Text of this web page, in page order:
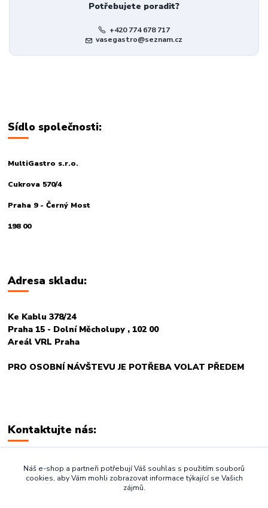
Potřebujete poradit?
+420 774 678 717
vasegastro@seznam.cz
Sídlo společnosti:
MultiGastro s.r.o.
Cukrova 570/4
Praha 9 - Černý Most
198 00
Adresa skladu:
Ke Kablu 378/24
Praha 15 - Dolní Měcholupy , 102 00
Areál VRL Praha
PRO OSOBNÍ NÁVŠTEVU JE POTŘEBA VOLAT PŘEDEM
Kontaktujte nás:
+420 774 678 717
Náš e-shop a partneři potřebují Váš souhlas s použitím souborů
cookies, aby Vám mohli zobrazovat informace týkající se Vašich
zájmů.